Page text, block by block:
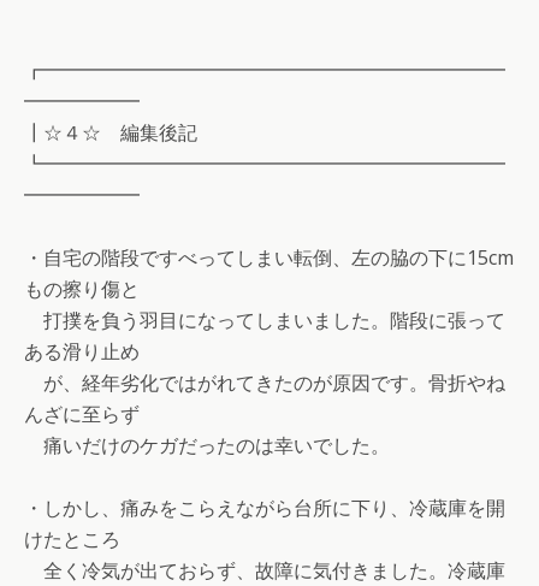
┏━━━━━━━━━━━━━━━━━━━━━━━━
━━━━━━
┃☆４☆ 編集後記
┗━━━━━━━━━━━━━━━━━━━━━━━━
━━━━━━
・自宅の階段ですべってしまい転倒、左の脇の下に15cm
もの擦り傷と
打撲を負う羽目になってしまいました。階段に張って
ある滑り止め
が、経年劣化ではがれてきたのが原因です。骨折やね
んざに至らず
痛いだけのケガだったのは幸いでした。
・しかし、痛みをこらえながら台所に下り、冷蔵庫を開
けたところ
全く冷気が出ておらず、故障に気付きました。冷蔵庫